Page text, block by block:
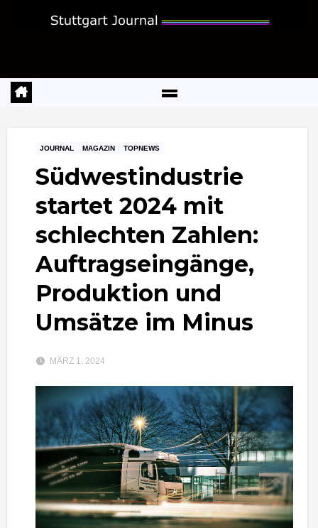
JOURNAL MAGAZIN TOPNEWS
Südwestindustrie
startet 2024 mit
schlechten Zahlen:
Auftragseingänge,
Produktion und
Umsätze im Minus
MÄRZ 1, 2024